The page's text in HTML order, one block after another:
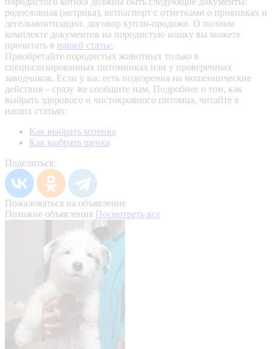
родословная (метрика), ветпаспорт с отметками о прививках и
дегельминтизации, договор купли-продажи. О полном
комплекте документов на породистую кошку вы можете
прочитать в нашей статье.
Приобретайте породистых животных только в
специализированных питомниках или у проверенных
заводчиков. Если у вас есть подозрения на мошеннические
действия – сразу же сообщите нам. Подробнее о том, как
выбрать здорового и чистокровного питомца, читайте в
наших статьях:
Как выбрать котенка
Как выбрать щенка
Поделиться:
Пожаловаться на объявление
Похожие объявления Посмотреть все